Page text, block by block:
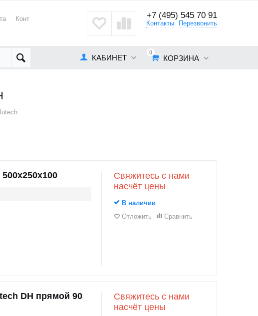
Контакты +7 (495) 545 70 91
Контакты Перезвонить
0
КОРЗИНА
КАБИНЕТ
Свяжитесь с нами
насчёт цены
В наличии
Отложить
Сравнить
DH прямой 90
Свяжитесь с нами
насчёт цены